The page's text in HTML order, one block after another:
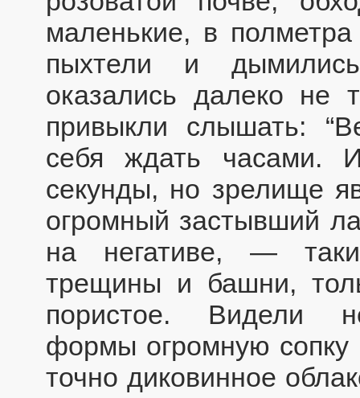
маленькие, в
пыхтели и
оказались далеко не
привыкли слышать:
себя ждать часами.
секунды, но зрелище
огромный застывший
на негативе, —
трещины и башни,
пористое. Видели
формы огромную сопку
точно диковинное